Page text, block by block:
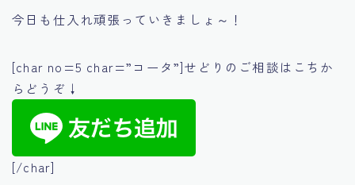
今日も仕入れ頑張っていきましょ～！
[char no=5 char=”コータ”]せどりのご相談はこちか
らどうぞ↓
[/char]